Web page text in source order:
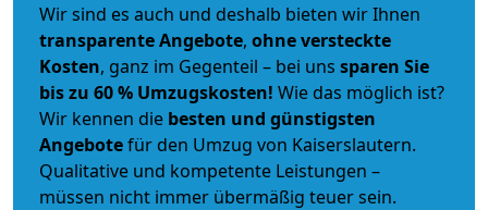
Wir sind es auch und deshalb bieten wir Ihnen
transparente Angebote, ohne versteckte
Kosten, ganz im Gegenteil – bei uns sparen Sie
bis zu 60 % Umzugskosten! Wie das möglich ist?
Wir kennen die besten und günstigsten
Angebotefür den Umzug von Kaiserslautern.
Qualitative und kompetente Leistungen –
müssen nicht immer übermäßig teuer sein.